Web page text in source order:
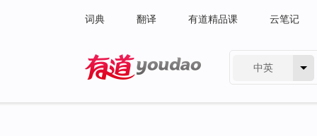
词典 翻译 有道精品课 云笔记
中英